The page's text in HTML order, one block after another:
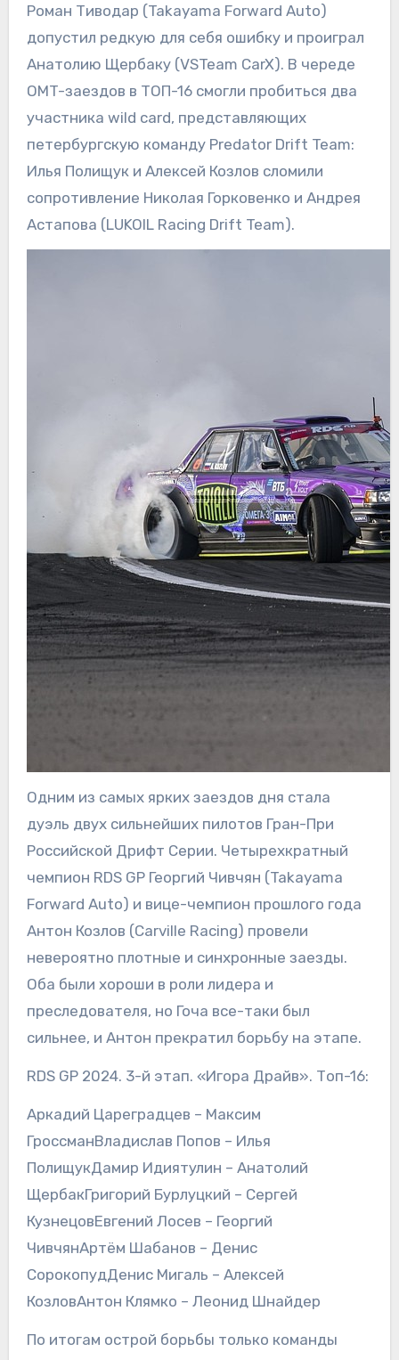
Роман Тиводар (Takayama Forward Auto)
допустил редкую для себя ошибку и проиграл
Анатолию Щербаку (VSTeam CarX). В череде
OMT-заездов в ТОП-16 смогли пробиться два
участника wild card, представляющих
петербургскую команду Predator Drift Team:
Илья Полищук и Алексей Козлов сломили
сопротивление Николая Горковенко и Андрея
Астапова (LUKOIL Racing Drift Team).
Одним из самых ярких заездов дня стала
дуэль двух сильнейших пилотов Гран-При
Российской Дрифт Серии. Четырехкратный
чемпион RDS GP Георгий Чивчян (Takayama
Forward Auto) и вице-чемпион прошлого года
Антон Козлов (Carville Racing) провели
невероятно плотные и синхронные заезды.
Оба были хороши в роли лидера и
преследователя, но Гоча все-таки был
сильнее, и Антон прекратил борьбу на этапе.
RDS GP 2024. 3-й этап. «Игора Драйв». Топ-16:
Аркадий Цареградцев – Максим
ГроссманВладислав Попов – Илья
ПолищукДамир Идиятулин – Анатолий
ЩербакГригорий Бурлуцкий – Сергей
КузнецовЕвгений Лосев – Георгий
ЧивчянАртём Шабанов – Денис
СорокопудДенис Мигаль – Алексей
КозловАнтон Клямко – Леонид Шнайдер
По итогам острой борьбы только команды